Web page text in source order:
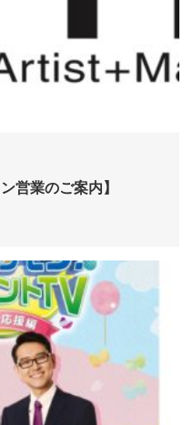
営業のご案内】